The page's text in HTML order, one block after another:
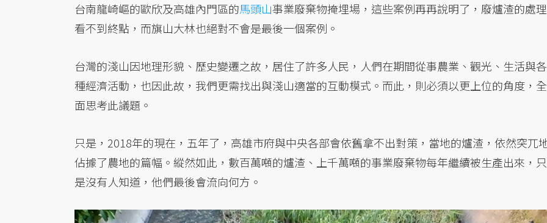
台南龍崎嶇的歐欣及高雄內門區的馬頭山事業廢棄物掩埋場，這些案例再再說明了，廢爐渣的處理
看不到終點，而旗山大林也絕對不會是最後一個案例。
台灣的淺山因地理形貌、歷史變遷之故，居住了許多人民，人們在期間從事農業、觀光、生活與各
種經濟活動，也因此故，我們更需找出與淺山適當的互動模式。而此，則必須以更上位的角度，全
面思考此議題。
只是，2018年的現在，五年了，高雄市府與中央各部會依舊拿不出對策，當地的爐渣，依然突兀
佔據了農地的篇幅。縱然如此，數百萬噸的爐渣、上千萬噸的事業廢棄物每年繼續被生產出來，只
是沒有人知道，他們最後會流向何方。